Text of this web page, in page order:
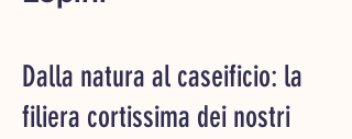
Dalla natura al caseificio: la
filiera cortissima dei nostri